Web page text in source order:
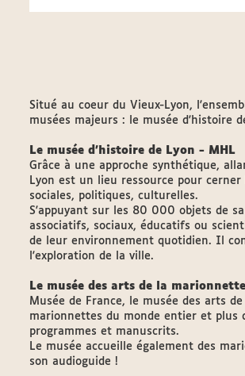
Situé au coeur du Vieux-Lyon,
musées majeurs : le musée d'histoire
Le musée d'histoire de Lyon - MHL
Grâce à une approche synthétique,
Lyon est un lieu ressource pour
sociales, politiques, culturelles.
S'appuyant sur les 80 000 objets de
associatifs, sociaux, éducatifs ou
de leur environnement quotidien. Il
l'exploration de la ville.
Le musée des arts de la
Musée de France, le musée des arts
marionnettes du monde entier et plus
programmes et manuscrits.
Le musée accueille également des
son audioguide !